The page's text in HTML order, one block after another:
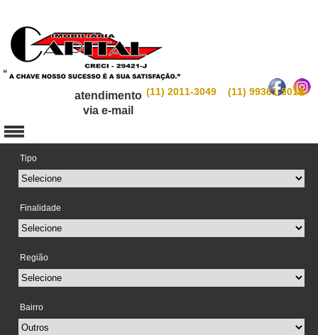
(11) 2011-3049 (11) 99361-5019
atendimento
via e-mail
Tipo
Finalidade
Região
Bairro